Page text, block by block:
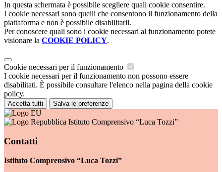
In questa schermata è possibile scegliere quali cookie consentire.
I cookie necessari sono quelli che consentono il funzionamento della
piattaforma e non è possibile disabilitarli.
Per conoscere quali sono i cookie necessari al funzionamento potete
visionare la COOKIE POLICY.
Cookie necessari per il funzionamento
I cookie necessari per il funzionamento non possono essere
disabilitati. È possibile consultare l'elenco nella pagina della cookie
policy.
Accetta tutti Salva le preferenze
Istituto Comprensivo “Luca Tozzi”
Contatti
Istituto Comprensivo “Luca Tozzi”